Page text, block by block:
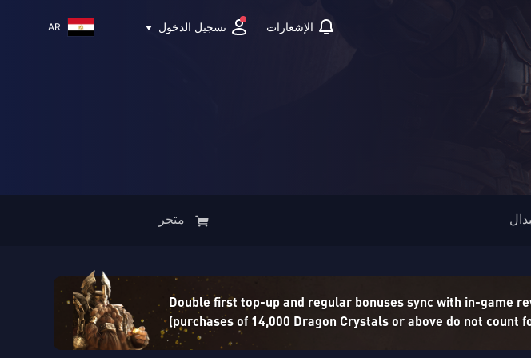
الإشعارات تسجيل الدخول AR
متجر
Double first top-up and regular bonuses sync with in-game
(purchases of 14,000 Dragon Crystals or above do not count